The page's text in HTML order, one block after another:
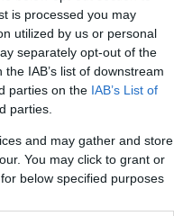
is processed you may
utilized by us or personal
separately opt-out of the
IAB’s list of downstream
parties on the IAB’s List of
parties.
and may gather and store
You may click to grant or
below specified purposes
a blog